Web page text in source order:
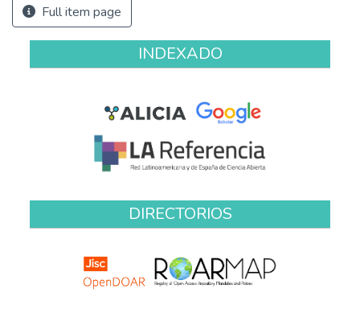
Full item page
INDEXADO
DIRECTORIOS